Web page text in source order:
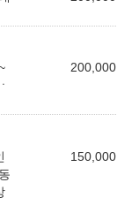
200,000
150,000